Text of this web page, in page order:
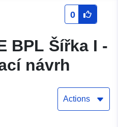
0
BPL Šířka I -
návrh
Actions